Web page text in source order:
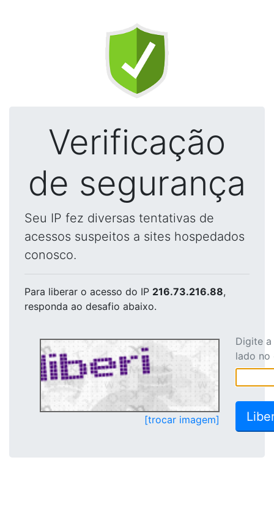
Verificação
de segurança
Seu IP fez diversas tentativas de
acessos suspeitos a sites hospedados
conosco.
Para liberar o acesso do IP 216.73.216.88,
responda ao desafio abaixo.
[trocar imagem]
Digite
lado no